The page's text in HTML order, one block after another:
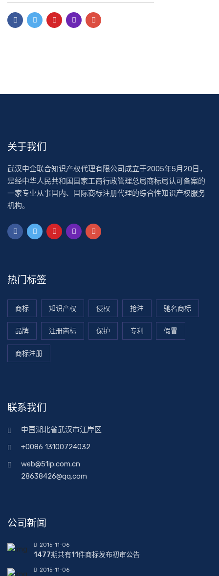
关于我们
武汉中企联合知识产权代理有限公司成立于2005年5月20日，
是经中华人民共和国国家工商行政管理总局商标局认可备案的
一家专业从事国内、国际商标注册代理的综合性知识产权服务
机构。
热门标签
商标 知识产权 侵权 抢注 驰名商标
品牌 注册商标 保护 专利 假冒
商标注册
联系我们
中国湖北省武汉市江岸区
+0086 13100724032
web@51ip.com.cn
28638426@qq.com
公司新闻
2015-11-06
1477期共有11件商标发布初审公告
2015-11-06